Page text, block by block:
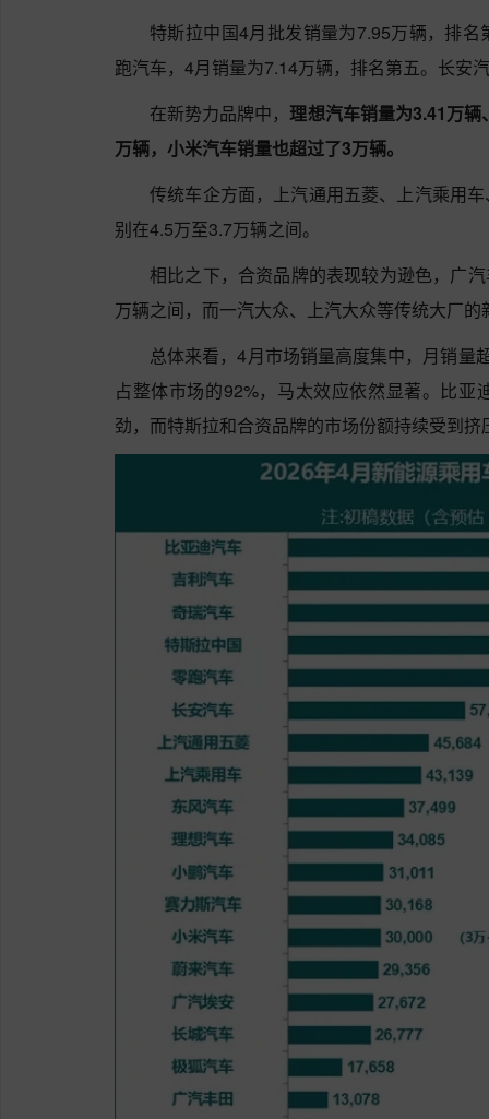
特斯拉中国4月批发销量为7.95万辆，排
跑汽车，4月销量为7.14万辆，排名第五。长安
在新势力品牌中， 理想汽车销量为3.41万
万辆，小米汽车销量也超过了3万辆。
传统车企方面，上汽通用五菱、上汽乘用
别在4.5万至3.7万辆之间。
相比之下，合资品牌的表现较为逊色，广
万辆之间，而一汽大众、上汽大众等传统大厂
总体来看，4月市场销量高度集中，月销量
占整体市场的92%，马太效应依然显著。比
劲，而特斯拉和合资品牌的市场份额持续受到挤